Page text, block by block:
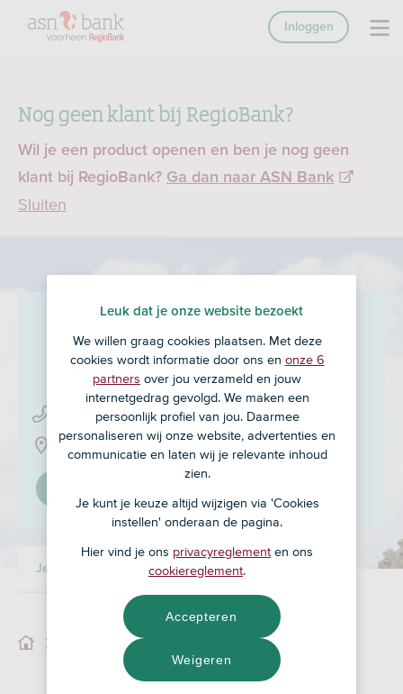
Nog geen klant bij RegioBank?
Wil je een product openen en ben je nog geen
klant bij RegioBank? Ga dan naar ASN Bank
Sluiten
Inloggen
Financieel Centrum Heesch
B.V.in Heesch
0412 - 45 37 27
t Dorp 9, 5384 MA
Je adviseur Ons team
Je adviseur
Leuk dat je onze website bezoekt
We willen graag cookies plaatsen. Met deze
cookies wordt informatie door ons en onze 6
partners over jou verzameld en jouw
internetgedrag gevolgd. We maken een
persoonlijk profiel van jou. Daarmee
personaliseren wij onze website, advertenties en
communicatie en laten wij je relevante inhoud
zien.
Je kunt je keuze altijd wijzigen via 'Cookies
instellen' onderaan de pagina.
Hier vind je ons privacyreglement en ons
cookiereglement.
Weigeren
Accepteren